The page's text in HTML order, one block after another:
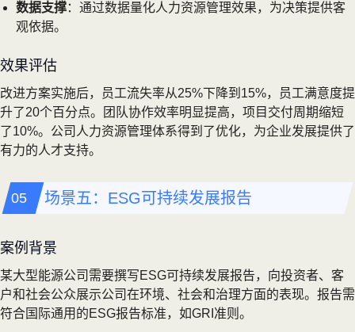
数据支撑：通过数据量化人力资源管理效果，为决策提供客
观依据。
效果评估
改进方案实施后，员工流失率从25%下降到15%，员工满意度提
升了20个百分点。团队协作效率明显提高，项目交付周期缩短
了10%。公司人力资源管理体系得到了优化，为企业发展提供了
有力的人才支持。
场景五：ESG可持续发展报告
案例背景
某大型能源公司需要撰写ESG可持续发展报告，向投资者、客
户和社会公众展示公司在环境、社会和治理方面的表现。报告需
符合国际通用的ESG报告标准，如GRI准则。